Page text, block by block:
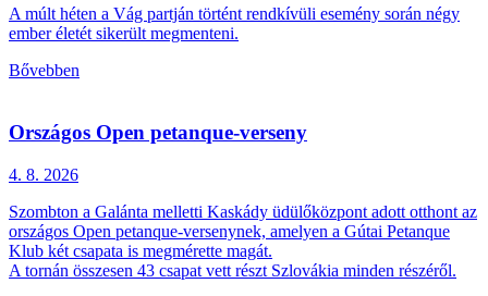
A múlt héten a Vág partján történt rendkívüli esemény során négy
ember életét sikerült megmenteni.
Bővebben
Országos Open petanque-verseny
4. 8. 2026
Szombton a Galánta melletti Kaskády üdülőközpont adott otthont az
országos Open petanque-versenynek, amelyen a Gútai Petanque
Klub két csapata is megmérette magát.
A tornán összesen 43 csapat vett részt Szlovákia minden részéről.